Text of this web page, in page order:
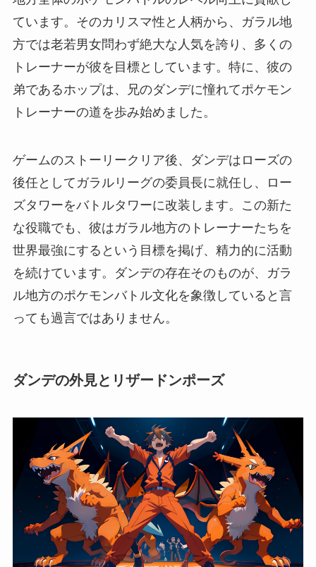
ています。そのカリスマ性と人柄から、ガラル地
方では老若男女問わず絶大な人気を誇り、多くの
トレーナーが彼を目標としています。特に、彼の
弟であるホップは、兄のダンデに憧れてポケモン
トレーナーの道を歩み始めました。
ゲームのストーリークリア後、ダンデはローズの
後任としてガラルリーグの委員長に就任し、ロー
ズタワーをバトルタワーに改装します。この新た
な役職でも、彼はガラル地方のトレーナーたちを
世界最強にするという目標を掲げ、精力的に活動
を続けています。ダンデの存在そのものが、ガラ
ル地方のポケモンバトル文化を象徴していると言
っても過言ではありません。
ダンデの外見とリザードンポーズ